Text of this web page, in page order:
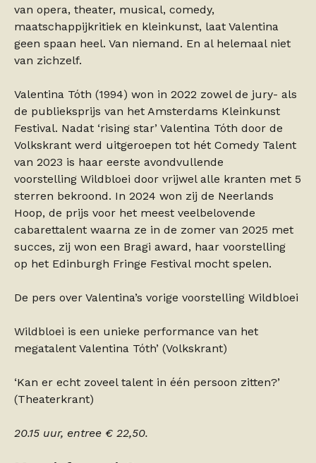
van opera, theater, musical, comedy,
maatschappijkritiek en kleinkunst, laat Valentina
geen spaan heel. Van niemand. En al helemaal niet
van zichzelf.
Valentina Tóth (1994) won in 2022 zowel de jury- als
de publieksprijs van het Amsterdams Kleinkunst
Festival. Nadat ‘rising star’ Valentina Tóth door de
Volkskrant werd uitgeroepen tot hét Comedy Talent
van 2023 is haar eerste avondvullende
voorstelling Wildbloei door vrijwel alle kranten met 5
sterren bekroond. In 2024 won zij de Neerlands
Hoop, de prijs voor het meest veelbelovende
cabarettalent waarna ze in de zomer van 2025 met
succes, zij won een Bragi award, haar voorstelling
op het Edinburgh Fringe Festival mocht spelen.
De pers over Valentina’s vorige voorstelling Wildbloei
Wildbloei is een unieke performance van het
megatalent Valentina Tóth’ (Volkskrant)
‘Kan er echt zoveel talent in één persoon zitten?’
(Theaterkrant)
20.15 uur, entree € 22,50.